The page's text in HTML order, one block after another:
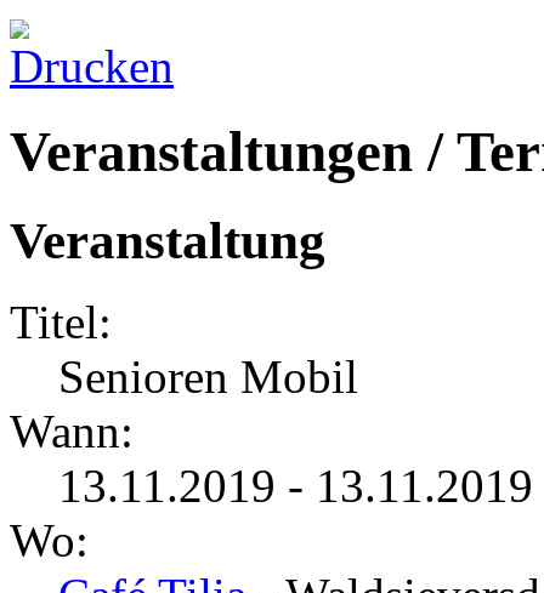
Veranstaltungen /
Veranstaltung
Titel:
Senioren Mobil
Wann:
13.11.2019 -
Wo: